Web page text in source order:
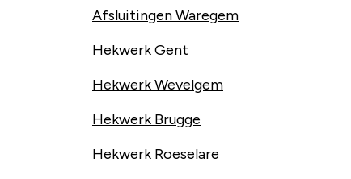
Afsluitingen Waregem
Hekwerk Gent
Hekwerk Wevelgem
Hekwerk Brugge
Hekwerk Roeselare